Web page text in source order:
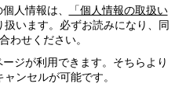
人情報は、
「個人情報の取扱い
扱います。必ずお読みになり、同
わせください。
ジが利用できます。そちらより
ンセルが可能です。